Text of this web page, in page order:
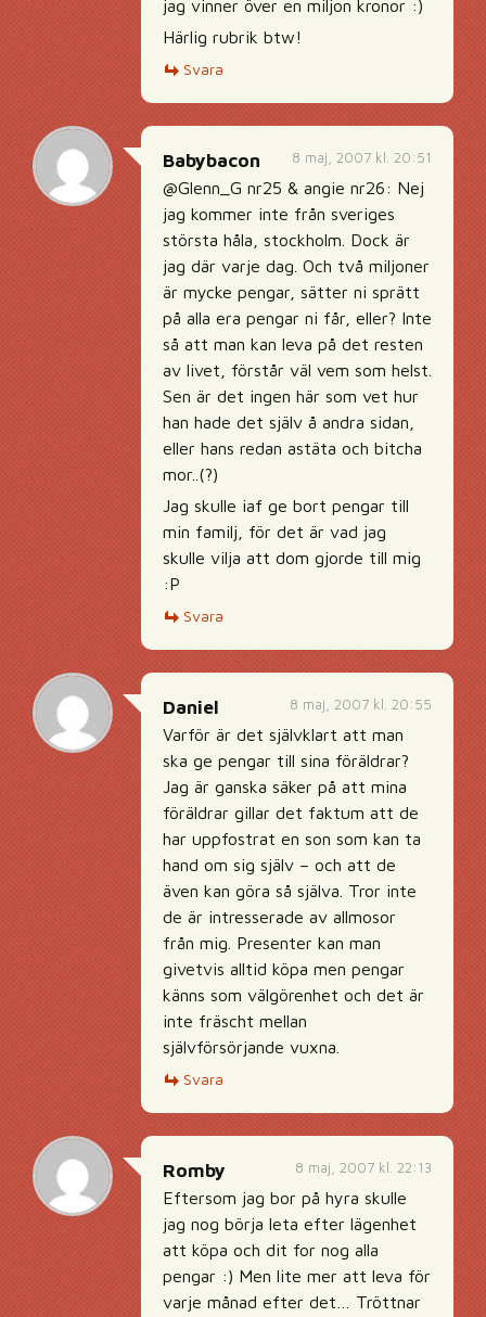
jag vinner över en miljon kronor :)
Härlig rubrik btw!
Svara
8 maj, 2007 kl. 20:51
Babybacon
@Glenn_G nr25 & angie nr26: Nej
jag kommer inte från sveriges
största håla, stockholm. Dock är
jag där varje dag. Och två miljoner
är mycke pengar, sätter ni sprätt
på alla era pengar ni får, eller? Inte
så att man kan leva på det resten
av livet, förstår väl vem som helst.
Sen är det ingen här som vet hur
han hade det själv å andra sidan,
eller hans redan astäta och bitcha
mor..(?)
Jag skulle iaf ge bort pengar till
min familj, för det är vad jag
skulle vilja att dom gjorde till mig
:P
Svara
8 maj, 2007 kl. 20:55
Daniel
Varför är det självklart att man
ska ge pengar till sina föräldrar?
Jag är ganska säker på att mina
föräldrar gillar det faktum att de
har uppfostrat en son som kan ta
hand om sig själv – och att de
även kan göra så själva. Tror inte
de är intresserade av allmosor
från mig. Presenter kan man
givetvis alltid köpa men pengar
känns som välgörenhet och det är
inte fräscht mellan
självförsörjande vuxna.
Svara
8 maj, 2007 kl. 22:13
Romby
Eftersom jag bor på hyra skulle
jag nog börja leta efter lägenhet
att köpa och dit for nog alla
pengar :) Men lite mer att leva för
varje månad efter det… Tröttnar